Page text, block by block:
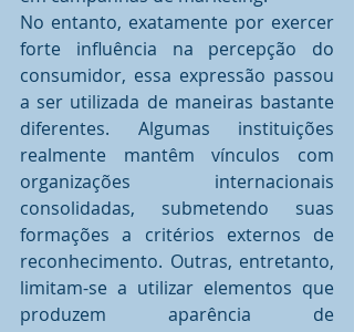
No entanto, exatamente por exercer
forte influência na percepção do
consumidor, essa expressão passou
a ser utilizada de maneiras bastante
diferentes. Algumas instituições
realmente mantêm vínculos com
organizações internacionais
consolidadas, submetendo suas
formações a critérios externos de
reconhecimento. Outras, entretanto,
limitam-se a utilizar elementos que
produzem aparência de